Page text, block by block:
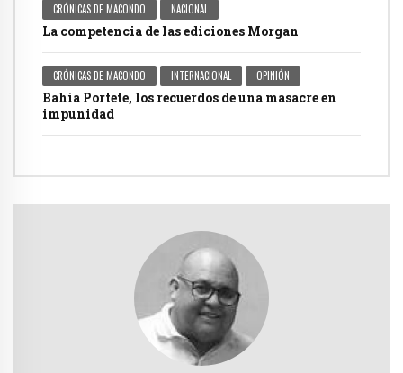
CRÓNICAS DE MACONDO NACIONAL
La competencia de las ediciones Morgan
CRÓNICAS DE MACONDO INTERNACIONAL OPINIÓN
Bahía Portete, los recuerdos de una masacre en
impunidad